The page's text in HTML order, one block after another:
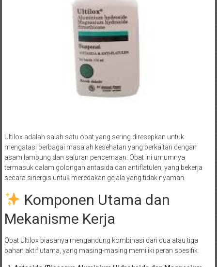
Ultilox adalah salah satu obat yang sering diresepkan untuk
mengatasi berbagai masalah kesehatan yang berkaitan dengan
asam lambung dan saluran pencernaan. Obat ini umumnya
termasuk dalam golongan antasida dan antiflatulen, yang bekerja
secara sinergis untuk meredakan gejala yang tidak nyaman.
Komponen Utama dan
Mekanisme Kerja
Obat Ultilox biasanya mengandung kombinasi dari dua atau tiga
bahan aktif utama, yang masing-masing memiliki peran spesifik: